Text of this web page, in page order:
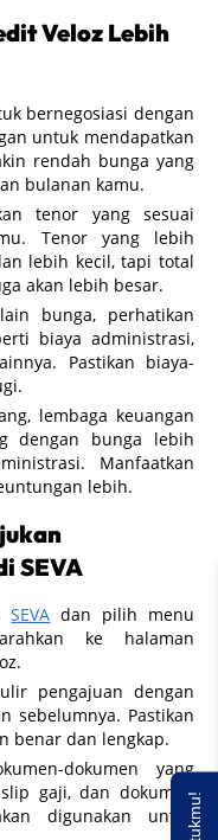
Veloz Lebih
bernegosiasi dengan
untuk mendapatkan
rendah bunga yang
bulanan kamu.
tenor yang sesuai
Tenor yang lebih
lebih kecil, tapi total
akan lebih besar.
bunga, perhatikan
biaya administrasi,
Pastikan biaya-
lembaga keuangan
dengan bunga lebih
Manfaatkan
lebih.
SEVA
SEVA dan pilih menu
ke halaman
pengajuan dengan
sebelumnya. Pastikan
benar dan lengkap.
dokumen yang
gaji, dan dokumen
digunakan untuk